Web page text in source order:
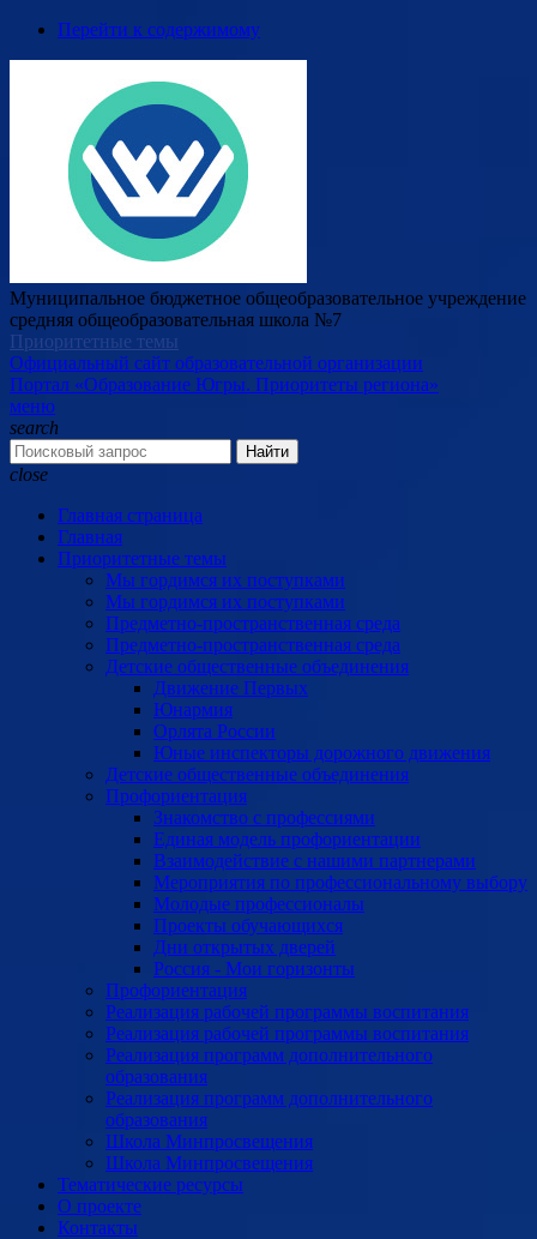
Перейти к содержимому
Муниципальное бюджетное общеобразовательное учреждение
средняя общеобразовательная школа №7
Приоритетные темы
Официальный сайт образовательной организации
Портал «Образование Югры. Приоритеты региона»
меню
search
Найти
close
Главная страница
Главная
Приоритетные темы
Мы гордимся их поступками
Мы гордимся их поступками
Предметно-пространственная среда
Предметно-пространственная среда
Детские общественные объединения
Движение Первых
Юнармия
Орлята России
Юные инспекторы дорожного движения
Детские общественные объединения
Профориентация
Знакомство с профессиями
Единая модель профориентации
Взаимодействие с нашими партнерами
Мероприятия по профессиональному выбору
Молодые профессионалы
Проекты обучающихся
Дни открытых дверей
Россия - Мои горизонты
Профориентация
Реализация рабочей программы воспитания
Реализация рабочей программы воспитания
Реализация программ дополнительного
образования
Реализация программ дополнительного
образования
Школа Минпросвещения
Школа Минпросвещения
Тематические ресурсы
О проекте
Контакты